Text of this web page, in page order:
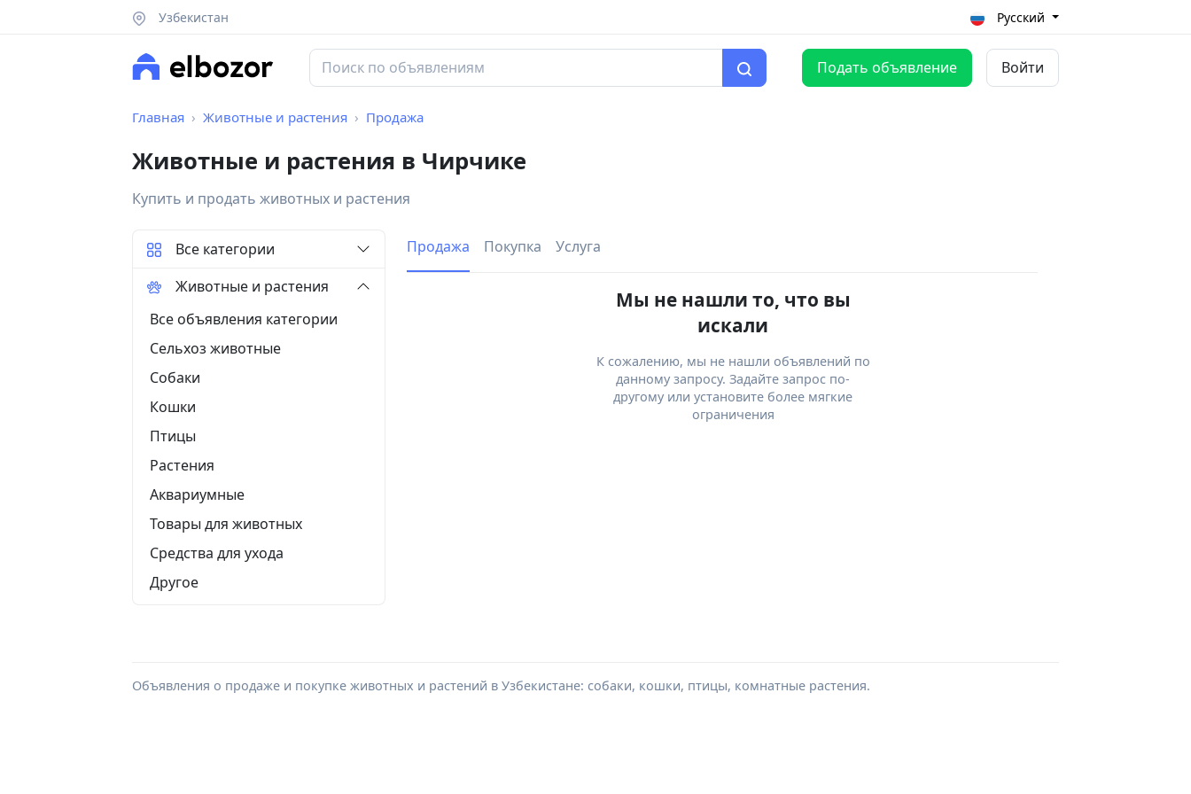
Узбекистан Русский
Подать объявление Войти
Главная Животные и растения Продажа
Животные и растения в Чирчике
Купить и продать животных и растения
Продажа Покупка Услуга
Мы не нашли то, что вы
искали
К сожалению, мы не нашли объявлений по
данному запросу. Задайте запрос по-
другому или установите более мягкие
ограничения
Все категории
Животные и растения
Все объявления категории
Сельхоз животные
Собаки
Кошки
Птицы
Растения
Аквариумные
Товары для животных
Средства для ухода
Другое
Объявления о продаже и покупке животных и растений в Узбекистане: собаки, кошки, птицы, комнатные растения.